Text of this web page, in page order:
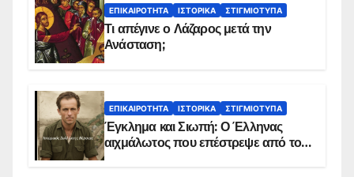
ΕΠΙΚΑΙΡΌΤΗΤΑ ΙΣΤΟΡΙΚΆ ΣΤΙΓΜΙΌΤΥΠΑ
Τι απέγινε ο Λάζαρος μετά την
Ανάσταση;
ΕΠΙΚΑΙΡΌΤΗΤΑ ΙΣΤΟΡΙΚΆ ΣΤΙΓΜΙΌΤΥΠΑ
Έγκλημα και Σιωπή: Ο Έλληνας
αιχμάλωτος που επέστρεψε από το